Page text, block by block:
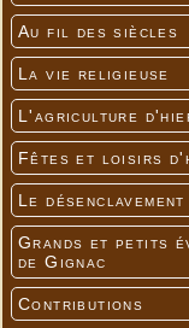
Au fil des siècles
La vie religieuse
L'agriculture
Fêtes et loisirs
Le
Grands et petits
de Gignac
Contributions